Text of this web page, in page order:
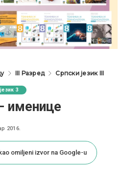
III Разред Српски језик III
3
именице
2016.
omiljeni izvor na Google-u